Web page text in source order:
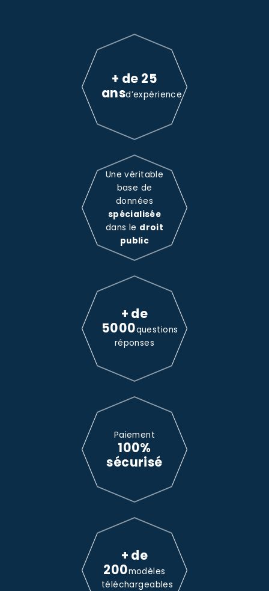
+ de 25
ansd’expérience
Une véritable
base de
données
spécialisée
dans le droit
public
+ de
5000questions
réponses
Paiement
100%
sécurisé
+ de
200modèles
téléchargeables